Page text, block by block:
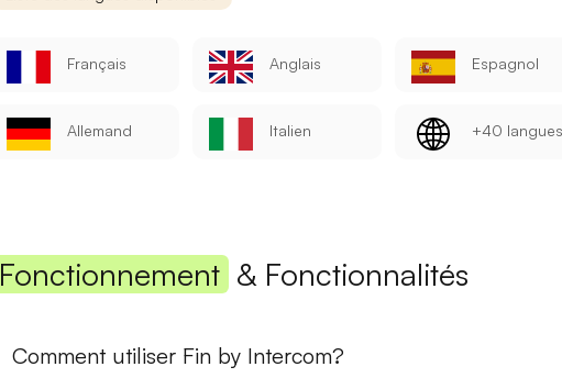
Français Anglais Espagnol
Allemand Italien +40
Fonctionnement & Fonctionnalités
Comment utiliser Fin by Intercom?